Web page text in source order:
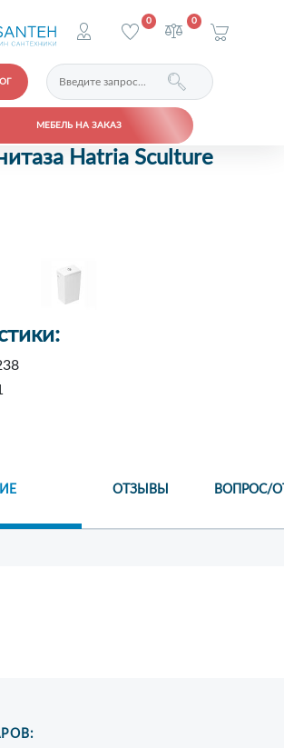
МЕБЕЛЬ НА ЗАКАЗ
0 0
Hatria Sculture
ОТЗЫВЫ ВОПРОС/